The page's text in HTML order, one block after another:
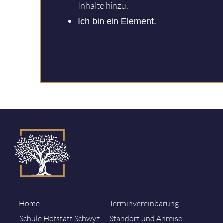
Inhalte hinzu.
Ich bin ein Element.
Home
Schule Hofstatt Schwyz
Terminvereinbarung
Standort und Anreise